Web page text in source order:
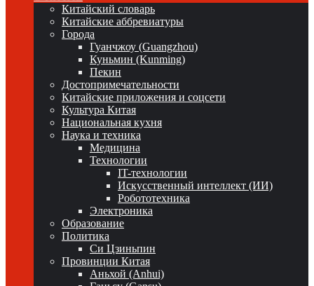
Китайский словарь
Китайские аббревиатуры
Города
Гуанчжоу (Guangzhou)
Куньмин (Kunming)
Пекин
Достопримечательности
Китайские приложения и соцсети
Культура Китая
Национальная кухня
Наука и техника
Медицина
Технологии
IT-технологии
Искусственный интеллект (ИИ)
Робототехника
Электроника
Образование
Политика
Си Цзиньпин
Провинции Китая
Аньхой (Anhui)